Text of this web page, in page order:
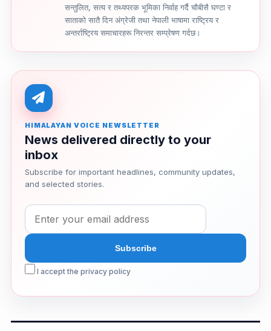
सन्तुलित, सत्य र तथ्यपरक भूमिका निर्वाह गर्दै चौबीसै घण्टा र
साताको सातै दिन अंग्रेजी तथा नेपाली भाषामा राष्ट्रिय र
अन्तर्राष्ट्रिय समाचारहरू निरन्तर सम्प्रेषण गर्दछ।
HIMALAYAN VOICE NEWSLETTER
News delivered directly to your
inbox
Subscribe for important headlines, community updates,
and selected stories.
I accept the privacy policy